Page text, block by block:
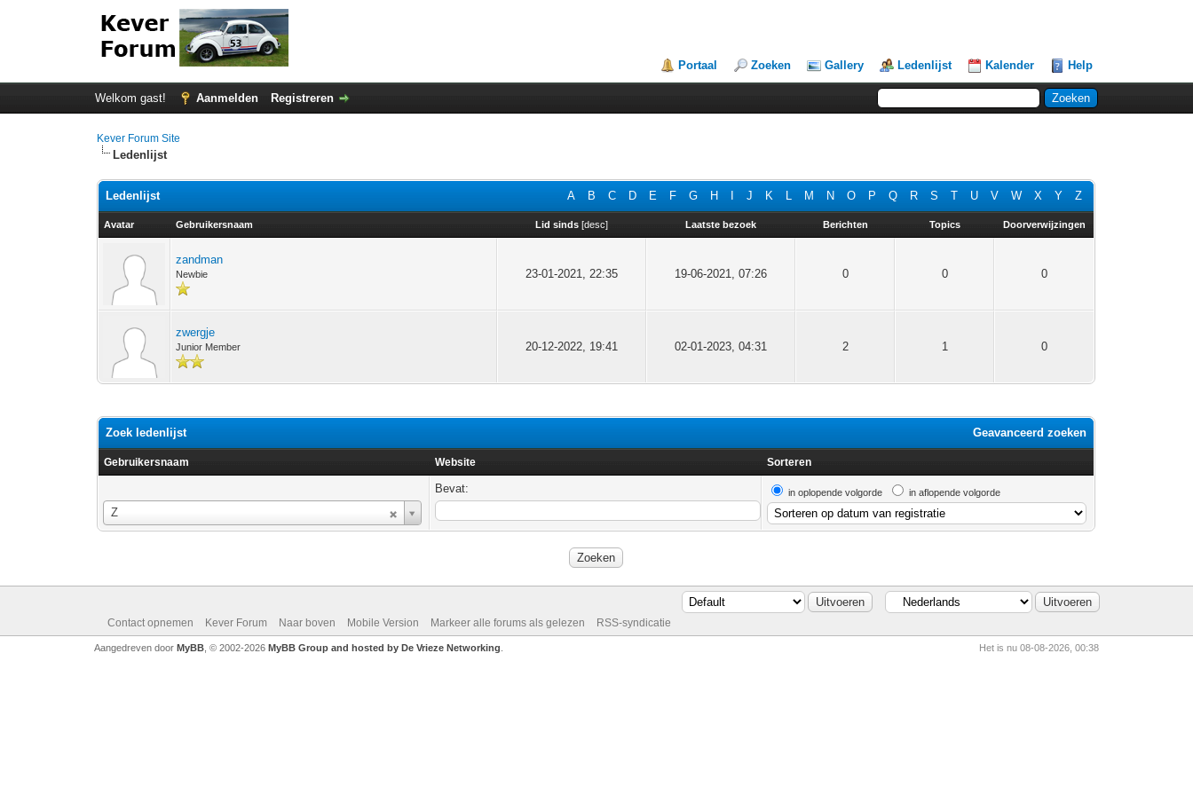
Portaal Zoeken Gallery Ledenlijst Kalender Help
Welkom gast! Aanmelden Registreren
Kever Forum Site
Ledenlijst
A B C D E F G H J K L M N O P Q R S T U V W X Y Z
Ledenlijst
Avatar Gebruikersnaam Lid sinds [desc] Laatste bezoek Berichten Topics Doorverwijzingen
zandman
Newbie 23-01-2021, 22:35 19-06-2021, 07:26 0 0 0
zwergje
Junior Member 20-12-2022, 19:41 02-01-2023, 04:31 2 1 0
Geavanceerd zoeken
Zoek ledenlijst
Gebruikersnaam Website Sorteren
Z
Gebruikersnaam
Bevat: in oplopende volgorde in aflopende volgorde
Contact opnemen Kever Forum Naar boven Mobile Version Markeer alle forums als gelezen RSS-syndicatie
Het is nu 08-08-2026, 00:38
Aangedreven door MyBB, © 2002-2026 MyBB Group and hosted by De Vrieze Networking